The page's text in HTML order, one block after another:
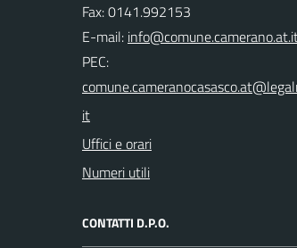
Fax: 0141.992153
E-mail:
PEC:
Uffici e orari
Numeri utili
CONTATTI D.P.O.